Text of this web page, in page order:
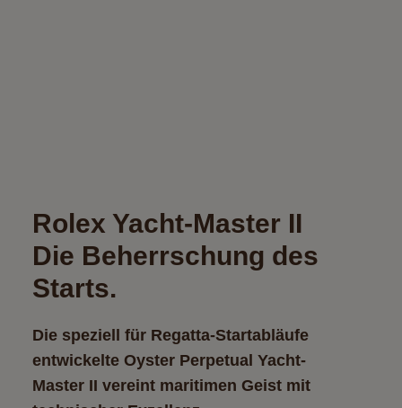
Rolex Yacht‑Master II
Die Beherrschung des
Starts.
Die speziell für Regatta-Startabläufe
entwickelte Oyster Perpetual Yacht-
Master II vereint maritimen Geist mit